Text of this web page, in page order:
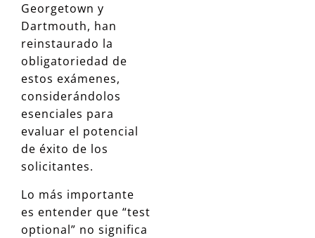
Georgetown y
Dartmouth, han
reinstaurado la
obligatoriedad de
estos exámenes,
considerándolos
esenciales para
evaluar el potencial
de éxito de los
solicitantes.
Lo más importante
es entender que “test
optional” no significa